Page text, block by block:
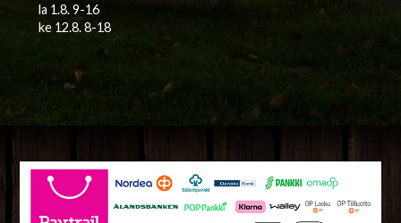
la 1.8. 9-16
ke 12.8. 8-18